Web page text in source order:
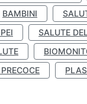
BAMBINI
SALUTE